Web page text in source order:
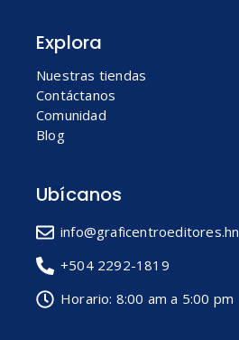
Explora
Nuestras tiendas
Contáctanos
Comunidad
Blog
Ubícanos
info@graficentroeditores.hn
+504 2292-1819
Horario: 8:00 am a 5:00 pm